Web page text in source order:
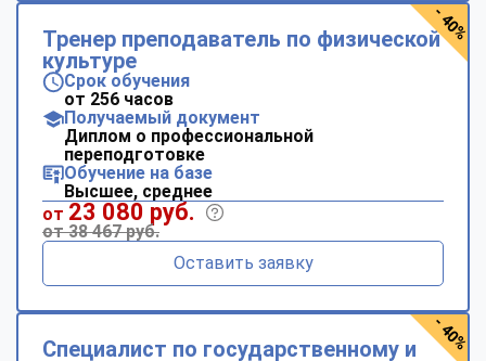
Тренер преподаватель по физической
культуре
Срок обучения
от 256 часов
Получаемый документ
Диплом о профессиональной
переподготовке
Обучение на базе
Высшее, среднее
от 23 080 руб.
от 38 467 руб.
Оставить заявку
- 40%
Специалист по государственному и - 40%